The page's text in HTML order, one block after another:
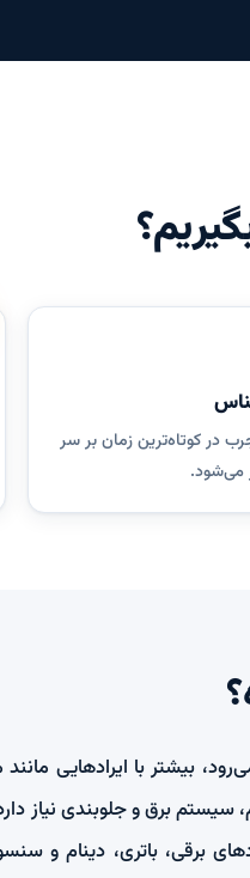
در کوتاه‌ترین زمان بر سر
بیشتر با ایرادهایی مانند
سیستم برق و جلوبندی نیاز
برقی، باتری، دینام و